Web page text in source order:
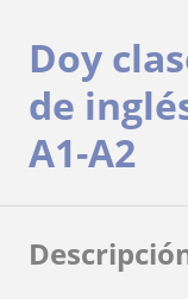
Doy
de
A1-A2